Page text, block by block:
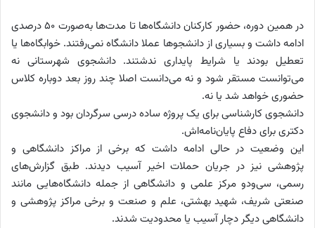
در همین دوره، حضور کارکنان دانشگاه‌ها تا مدت‌ها به‌صورت ۵۰ درصدی
ادامه داشت و بسیاری از دانشجوها عملا دانشگاه نمی‌رفتند. خوابگاه‌ها یا
تعطیل بودند یا شرایط پایداری ندشتند. دانشجوی شهرستانی نه
می‌توانست مستقر شود و نه می‌دانست اصلا چند روز بعد دوباره کلاس
حضوری خواهد شد یا نه.
دانشجوی کارشناسی برای یک پروژه ساده درسی سرگردان بود و دانشجوی
دکتری برای دفاع پایان‌نامه‌اش.
این وضعیت در حالی ادامه داشت که برخی از مراکز دانشگاهی و
پژوهشی نیز در جریان حملات اخیر آسیب دیدند. طبق گزارش‌های
رسمی، سی‌و‌دو مرکز علمی و دانشگاهی از جمله دانشگاه‌هایی مانند
صنعتی شریف، شهید بهشتی، علم و صنعت و برخی مراکز پژوهشی و
دانشگاهی دیگر دچار آسیب یا محدودیت شدند.